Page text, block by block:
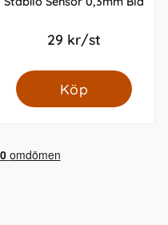
29 kr/st
Köp